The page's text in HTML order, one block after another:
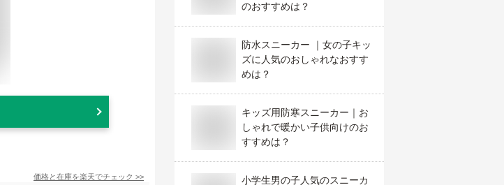
価格と在庫を楽天でチェック >>
のおすすめは？
防水スニーカー ｜女の子キッ
ズに人気のおしゃれなおすす
めは？
キッズ用防寒スニーカー｜お
しゃれで暖かい子供向けのお
すすめは？
小学生男の子人気のスニーカ